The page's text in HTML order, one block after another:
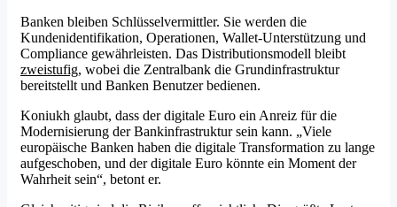
Banken bleiben Schlüsselvermittler. Sie werden die
Kundenidentifikation, Operationen, Wallet-Unterstützung und
Compliance gewährleisten. Das Distributionsmodell bleibt
zweistufig, wobei die Zentralbank die Grundinfrastruktur
bereitstellt und Banken Benutzer bedienen.
Koniukh glaubt, dass der digitale Euro ein Anreiz für die
Modernisierung der Bankinfrastruktur sein kann. „Viele
europäische Banken haben die digitale Transformation zu lange
aufgeschoben, und der digitale Euro könnte ein Moment der
Wahrheit sein“, betont er.